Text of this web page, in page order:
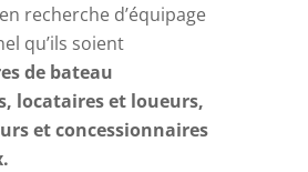
recherche d’équipage
qu’ils soient
de bateau
locataires et loueurs,
et concessionnaires